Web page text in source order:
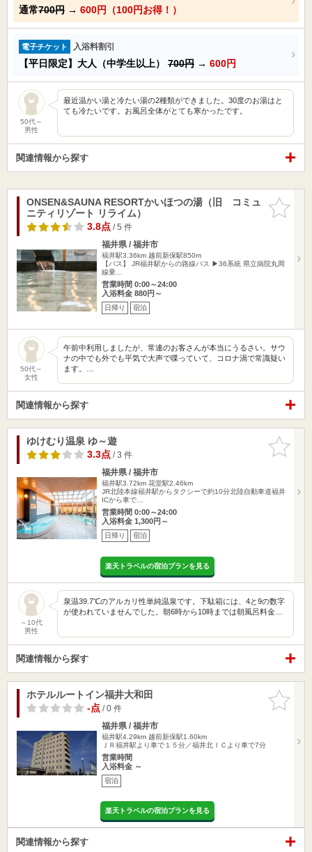
通常700円 → 600円（100円お得！）
電子チケット 入浴料割引
【平日限定】大人（中学生以上） 700円 → 600円
50代～
男性
最近温かい湯と冷たい湯の2種類ができました。30度のお湯はと
ても冷たいです。お風呂全体がとても寒かったです。
関連情報から探す
お気に入
りに追加
ONSEN&SAUNA RESORTかいほつの湯（旧 コミュ
ニティリゾート リライム）
3.8点/ 5 件
福井県 / 福井市
福井駅3.36km 越前新保駅850m
【バス】 JR福井駅からの路線バス ▶36系統 県立病院丸岡
線乗…
営業時間 0:00～24:00
入浴料金 880円～
日帰り 宿泊
50代～
女性
午前中利用しましたが、常連のお客さんが本当にうるさい。サウ
ナの中でも外でも平気で大声で喋っていて、コロナ渦で常識疑い
ます。…
関連情報から探す
お気に入
りに追加
ゆけむり温泉 ゆ～遊
3.3点/ 3 件
福井県 / 福井市
福井駅3.72km 花堂駅2.46km
JR北陸本線福井駅からタクシーで約10分北陸自動車道福井
ICから車で…
営業時間 0:00～24:00
入浴料金 1,300円～
日帰り 宿泊
楽天トラベルの宿泊プランを見る
～10代
男性
泉温39.7℃のアルカリ性単純温泉です。下駄箱には、4と9の数字
が使われていませんでした。朝6時から10時までは朝風呂料金…
関連情報から探す
お気に入
りに追加
ホテルルートイン福井大和田
-点/ 0 件
福井県 / 福井市
福井駅4.29km 越前新保駅1.60km
ＪＲ福井駅より車で１５分／福井北ＩＣより車で7分
営業時間
入浴料金 ～
宿泊
楽天トラベルの宿泊プランを見る
関連情報から探す